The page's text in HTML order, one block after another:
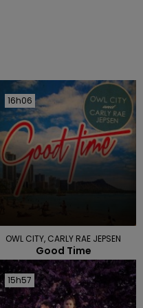
16h06
16h06
OWL CITY, CARLY RAE JEPSEN
Good Time
15h57
15h57